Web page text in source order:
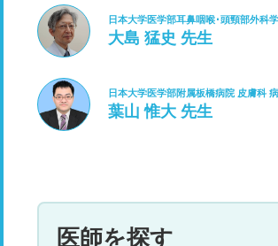
日本大学医学部耳鼻咽喉･頭頸部外科
大島 猛史 先生
日本大学医学部附属板橋病院 皮膚科
葉山 惟大 先生
医師を探す